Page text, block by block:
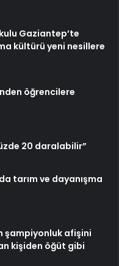
Gaziantep’te
kültürü yeni nesillere
öğrencilere
20 daralabilir”
tarım ve dayanışma
şampiyonluk afişini
kişiden öğüt gibi